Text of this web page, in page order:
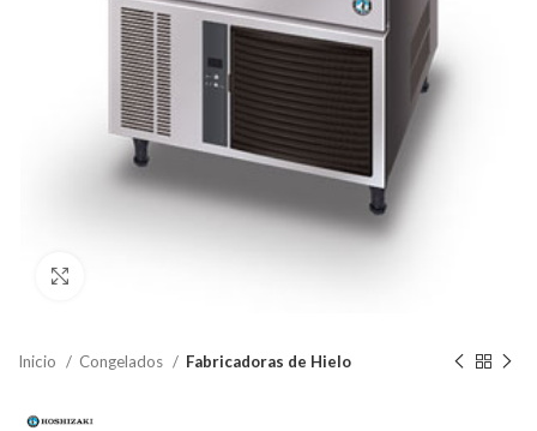
Inicio Congelados Fabricadoras de Hielo